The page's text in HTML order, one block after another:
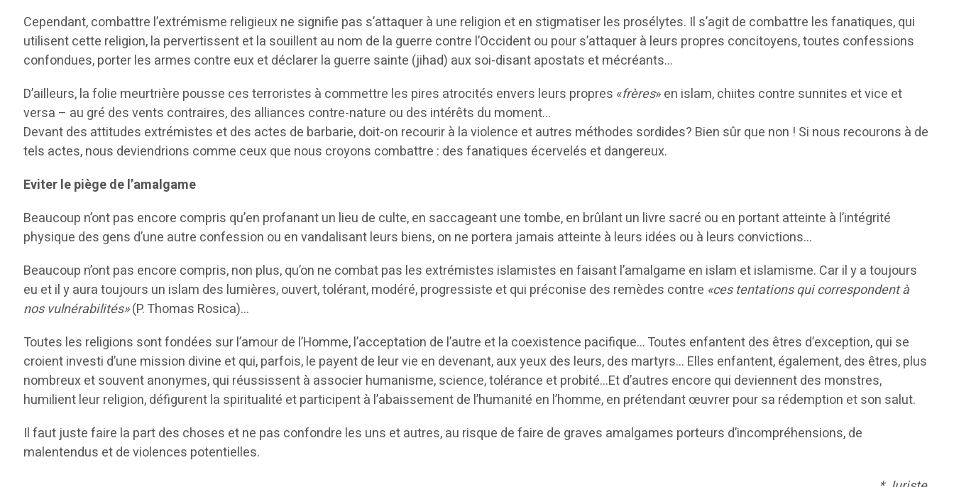
Cependant, combattre l’extrémisme religieux ne signifie pas s’attaquer à une religion et en stigmatiser les prosélytes. Il s’agit de combattre les fanatiques, qui
utilisent cette religion, la pervertissent et la souillent au nom de la guerre contre l’Occident ou pour s’attaquer à leurs propres concitoyens, toutes confessions
confondues, porter les armes contre eux et déclarer la guerre sainte (jihad) aux soi-disant apostats et mécréants…
D’ailleurs, la folie meurtrière pousse ces terroristes à commettre les pires atrocités envers leurs propres «frères» en islam, chiites contre sunnites et vice et
versa – au gré des vents contraires, des alliances contre-nature ou des intérêts du moment…
Devant des attitudes extrémistes et des actes de barbarie, doit-on recourir à la violence et autres méthodes sordides? Bien sûr que non ! Si nous recourons à de
tels actes, nous deviendrions comme ceux que nous croyons combattre : des fanatiques écervelés et dangereux.
Eviter le piège de l’amalgame
Beaucoup n’ont pas encore compris qu’en profanant un lieu de culte, en saccageant une tombe, en brûlant un livre sacré ou en portant atteinte à l’intégrité
physique des gens d’une autre confession ou en vandalisant leurs biens, on ne portera jamais atteinte à leurs idées ou à leurs convictions…
Beaucoup n’ont pas encore compris, non plus, qu’on ne combat pas les extrémistes islamistes en faisant l’amalgame en islam et islamisme. Car il y a toujours
eu et il y aura toujours un islam des lumières, ouvert, tolérant, modéré, progressiste et qui préconise des remèdes contre «ces tentations qui correspondent à
nos vulnérabilités»(P. Thomas Rosica)…
Toutes les religions sont fondées sur l’amour de l’Homme, l’acceptation de l’autre et la coexistence pacifique… Toutes enfantent des êtres d’exception, qui se
croient investi d’une mission divine et qui, parfois, le payent de leur vie en devenant, aux yeux des leurs, des martyrs… Elles enfantent, également, des êtres, plus
nombreux et souvent anonymes, qui réussissent à associer humanisme, science, tolérance et probité…Et d’autres encore qui deviennent des monstres,
humilient leur religion, défigurent la spiritualité et participent à l’abaissement de l’humanité en l’homme, en prétendant œuvrer pour sa rédemption et son salut.
Il faut juste faire la part des choses et ne pas confondre les uns et autres, au risque de faire de graves amalgames porteurs d’incompréhensions, de
malentendus et de violences potentielles.